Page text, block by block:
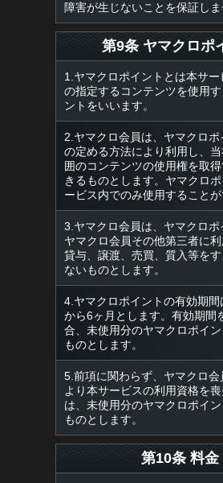
障害が生じないことを保証しま
第9条 ヤマクロポ
1.ヤマクロポイントとは本サー
の指定するコンテンツを使用
ントをいいます。
2.ヤマクロ会員は、ヤマクロポ
の定める方法により利用し、
囲のコンテンツの使用権を取
きるものとします。ヤマクロ
ービス内でのみ使用することが
3.ヤマクロ会員は、ヤマクロ
ヤマクロ会員その他第三者に利
貸与、譲渡、売買、質入等を
ないものとします。
4.ヤマクロポイントの有効期間
から6ヶ月とします。有効期間
合、未使用分のヤマクロポイ
ものとします。
5.前項に関わらず、ヤマクロ会
より本サービスの利用資格を
は、未使用分のヤマクロポイ
ものとします。
第10条 料金